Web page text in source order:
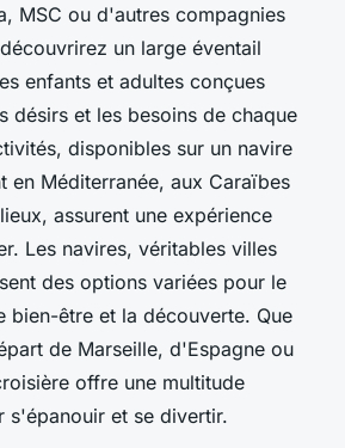
MSC ou d'autres compagnies
un large éventail
enfants et adultes conçues
désirs et les besoins de chaque
disponibles sur un navire
en Méditerranée, aux Caraïbes
assurent une expérience
Les navires, véritables villes
des options variées pour le
bien-être et la découverte. Que
de Marseille, d'Espagne ou
offre une multitude
s'épanouir et se divertir.